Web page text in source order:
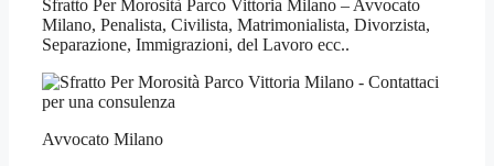
Sfratto Per Morosità Parco Vittoria Milano – Avvocato
Milano, Penalista, Civilista, Matrimonialista, Divorzista,
Separazione, Immigrazioni, del Lavoro ecc..
Avvocato Milano